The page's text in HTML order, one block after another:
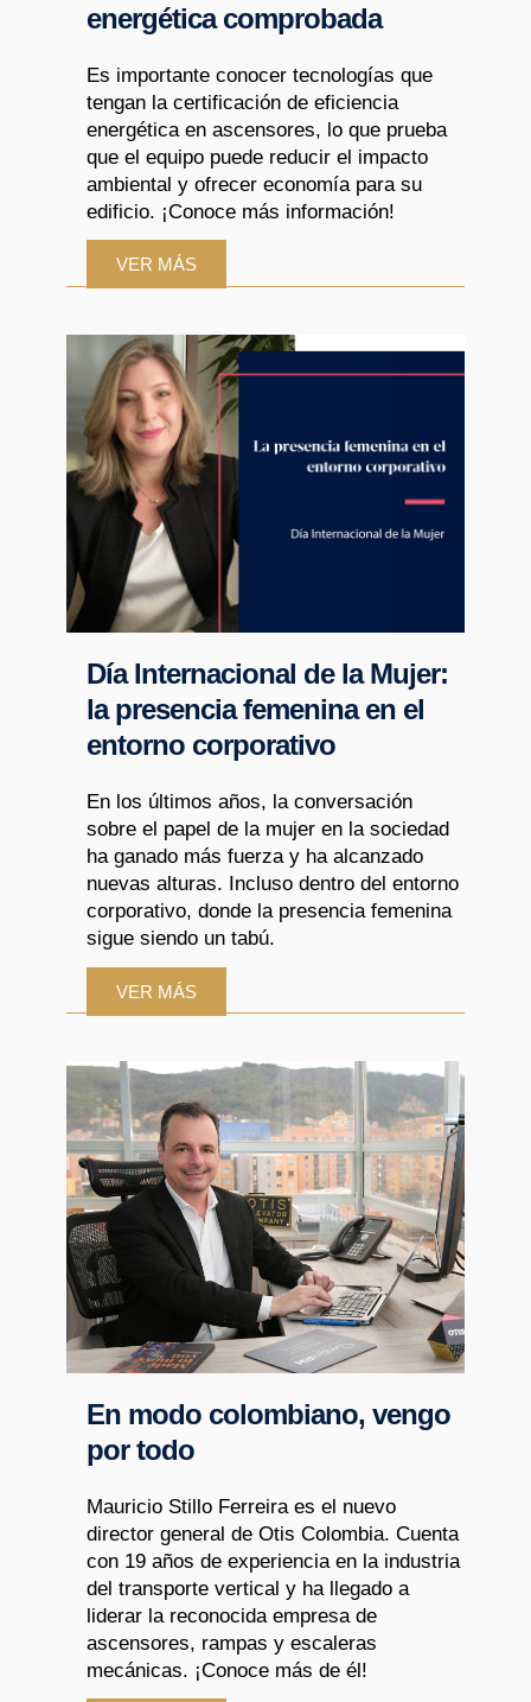
energética comprobada
Es importante conocer tecnologías que
tengan la certificación de eficiencia
energética en ascensores, lo que prueba
que el equipo puede reducir el impacto
ambiental y ofrecer economía para su
edificio. ¡Conoce más información!
VER MÁS
Día Internacional de la Mujer:
la presencia femenina en el
entorno corporativo
En los últimos años, la conversación
sobre el papel de la mujer en la sociedad
ha ganado más fuerza y ha alcanzado
nuevas alturas. Incluso dentro del entorno
corporativo, donde la presencia femenina
sigue siendo un tabú.
VER MÁS
En modo colombiano, vengo
por todo
Mauricio Stillo Ferreira es el nuevo
director general de Otis Colombia. Cuenta
con 19 años de experiencia en la industria
del transporte vertical y ha llegado a
liderar la reconocida empresa de
ascensores, rampas y escaleras
mecánicas. ¡Conoce más de él!